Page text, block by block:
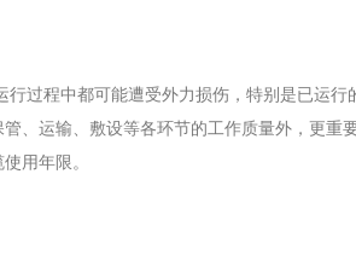
过程中都可能遭受外力损伤，特别是已运
、运输、敷设等各环节的工作质量外，更重
用年限。